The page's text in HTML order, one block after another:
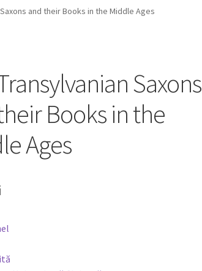
and their Books in the Middle Ages
Saxons
Books in the
Ages